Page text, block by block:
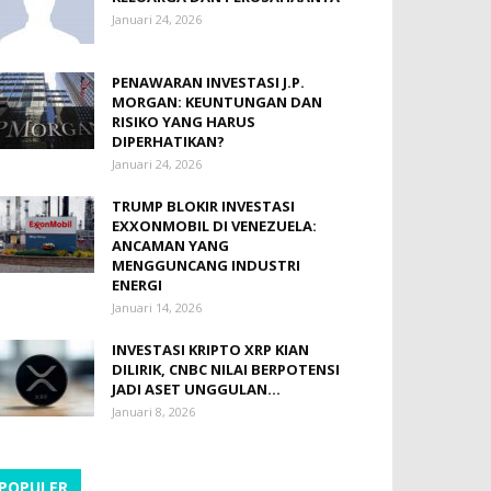
Januari 24, 2026
PENAWARAN INVESTASI J.P.
MORGAN: KEUNTUNGAN DAN
RISIKO YANG HARUS
DIPERHATIKAN?
Januari 24, 2026
TRUMP BLOKIR INVESTASI
EXXONMOBIL DI VENEZUELA:
ANCAMAN YANG
MENGGUNCANG INDUSTRI
ENERGI
Januari 14, 2026
INVESTASI KRIPTO XRP KIAN
DILIRIK, CNBC NILAI BERPOTENSI
JADI ASET UNGGULAN...
Januari 8, 2026